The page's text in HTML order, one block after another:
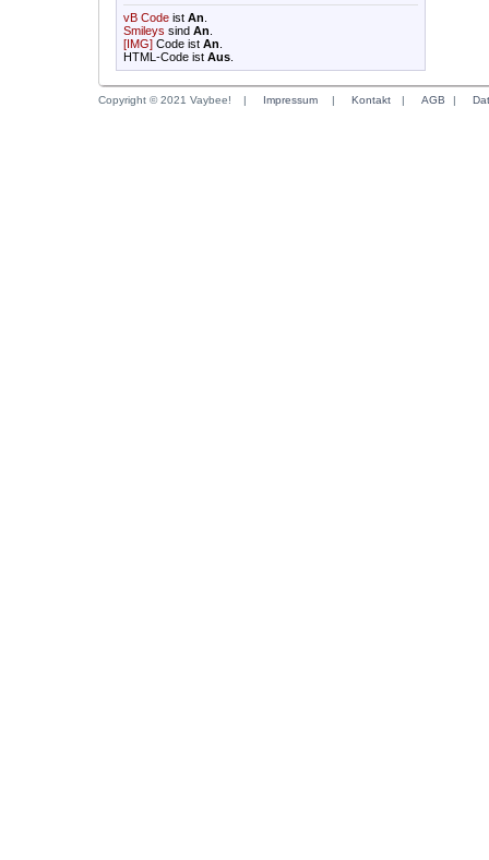
vB Code ist An
Smileys sind An
[IMG] Code ist An
HTML-Code ist Aus
Copyright © 2021 Vaybee! | Impressum | Kontakt | AGB |